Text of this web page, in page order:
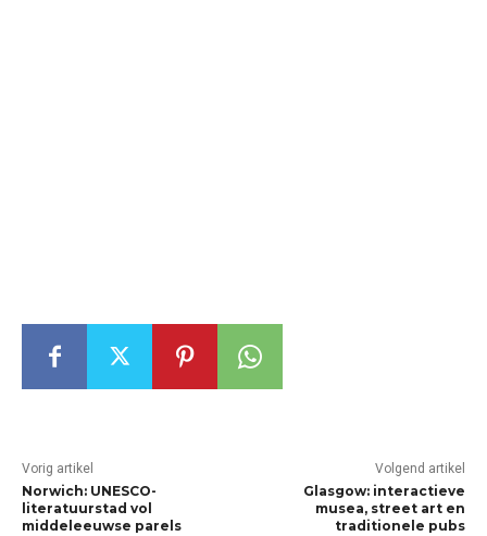
Vorig artikel
Norwich: UNESCO-
literatuurstad vol
middeleeuwse parels
Volgend artikel
Glasgow: interactieve
musea, street art en
traditionele pubs